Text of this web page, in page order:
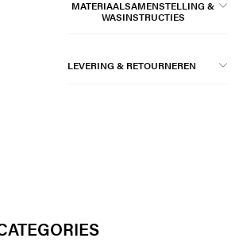
MATERIAALSAMENSTELLING &
WASINSTRUCTIES
LEVERING & RETOURNEREN